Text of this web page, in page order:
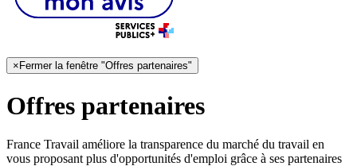
× Fermer la fenêtre "Offres partenaires"
Offres partenaires
France Travail améliore la transparence du marché du travail en
vous proposant plus d'opportunités d'emploi grâce à ses partenaires